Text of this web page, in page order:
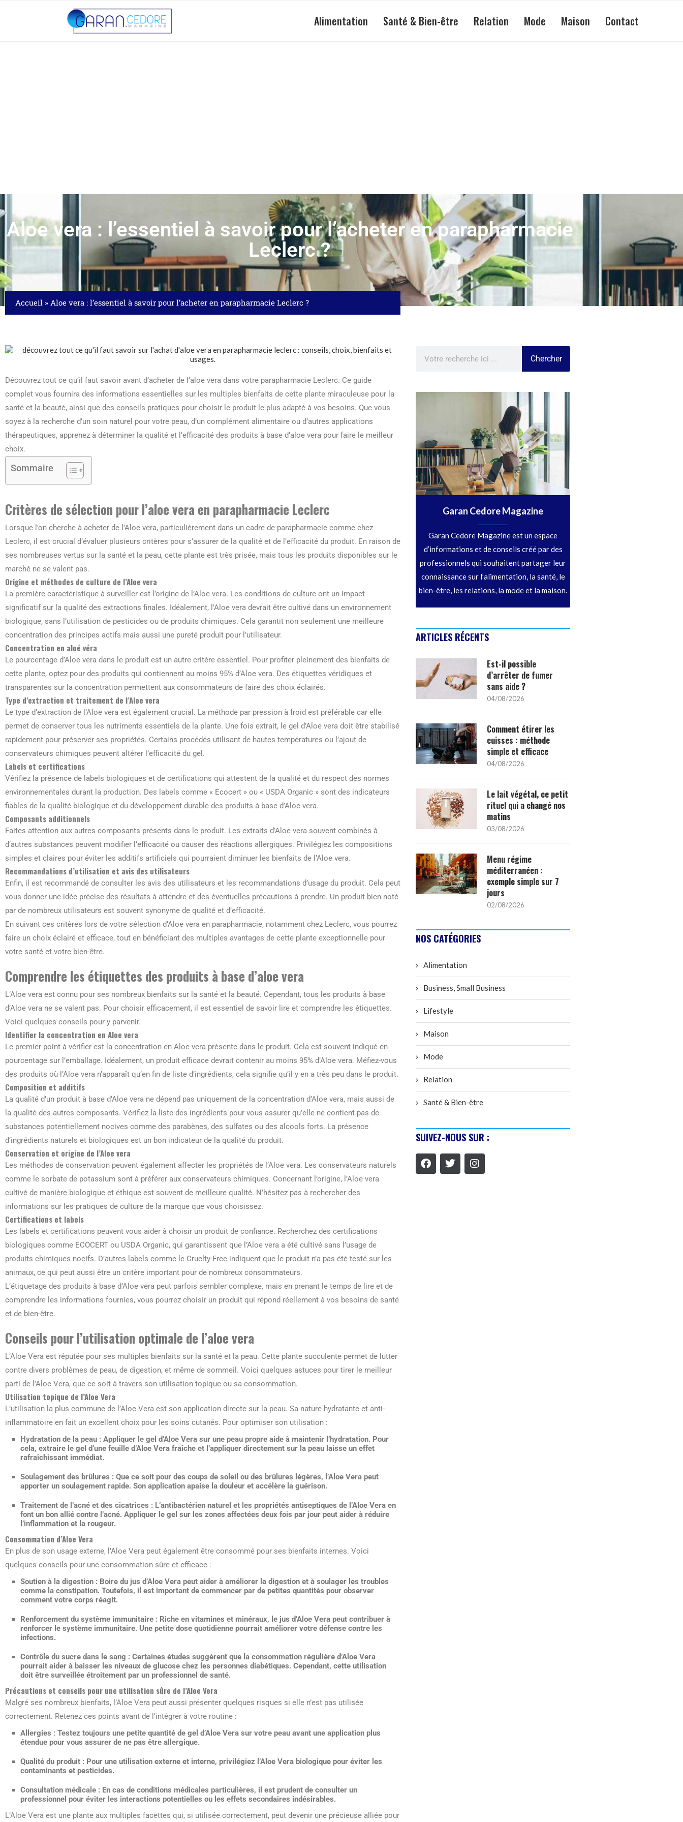
Alimentation Santé & Bien-être Relation Mode Maison Contact
Aloe vera : l’essentiel à savoir pour l’acheter en parapharmacie
Leclerc ?
Accueil » Aloe vera : l’essentiel à savoir pour l’acheter en parapharmacie Leclerc ?
Découvrez tout ce qu’il faut savoir avant d’acheter de l’aloe vera dans votre parapharmacie Leclerc. Ce guide
complet vous fournira des informations essentielles sur les multiples bienfaits de cette plante miraculeuse pour la
santé et la beauté, ainsi que des conseils pratiques pour choisir le produit le plus adapté à vos besoins. Que vous
soyez à la recherche d’un soin naturel pour votre peau, d’un complément alimentaire ou d’autres applications
thérapeutiques, apprenez à déterminer la qualité et l’efficacité des produits à base d’aloe vera pour faire le meilleur
choix.
Sommaire
Critères de sélection pour l’aloe vera en parapharmacie Leclerc
Lorsque l’on cherche à acheter de l’Aloe vera, particulièrement dans un cadre de parapharmacie comme chez
Leclerc, il est crucial d’évaluer plusieurs critères pour s’assurer de la qualité et de l’efficacité du produit. En raison de
ses nombreuses vertus sur la santé et la peau, cette plante est très prisée, mais tous les produits disponibles sur le
marché ne se valent pas.
Origine et méthodes de culture de l’Aloe vera
La première caractéristique à surveiller est l’origine de l’Aloe vera. Les conditions de culture ont un impact
significatif sur la qualité des extractions finales. Idéalement, l’Aloe vera devrait être cultivé dans un environnement
biologique, sans l’utilisation de pesticides ou de produits chimiques. Cela garantit non seulement une meilleure
concentration des principes actifs mais aussi une pureté produit pour l’utilisateur.
Concentration en aloé véra
Le pourcentage d’Aloe vera dans le produit est un autre critère essentiel. Pour profiter pleinement des bienfaits de
cette plante, optez pour des produits qui contiennent au moins 95% d’Aloe vera. Des étiquettes véridiques et
transparentes sur la concentration permettent aux consommateurs de faire des choix éclairés.
Type d’extraction et traitement de l’Aloe vera
Le type d’extraction de l’Aloe vera est également crucial. La méthode par pression à froid est préférable car elle
permet de conserver tous les nutriments essentiels de la plante. Une fois extrait, le gel d’Aloe vera doit être stabilisé
rapidement pour préserver ses propriétés. Certains procédés utilisant de hautes températures ou l’ajout de
conservateurs chimiques peuvent altérer l’efficacité du gel.
Labels et certifications
Vérifiez la présence de labels biologiques et de certifications qui attestent de la qualité et du respect des normes
environnementales durant la production. Des labels comme « Ecocert » ou « USDA Organic » sont des indicateurs
fiables de la qualité biologique et du développement durable des produits à base d’Aloe vera.
Composants additionnels
Faites attention aux autres composants présents dans le produit. Les extraits d’Aloe vera souvent combinés à
d’autres substances peuvent modifier l’efficacité ou causer des réactions allergiques. Privilégiez les compositions
simples et claires pour éviter les additifs artificiels qui pourraient diminuer les bienfaits de l’Aloe vera.
Recommandations d’utilisation et avis des utilisateurs
Enfin, il est recommandé de consulter les avis des utilisateurs et les recommandations d’usage du produit. Cela peut
vous donner une idée précise des résultats à attendre et des éventuelles précautions à prendre. Un produit bien noté
par de nombreux utilisateurs est souvent synonyme de qualité et d’efficacité.
En suivant ces critères lors de votre sélection d’Aloe vera en parapharmacie, notamment chez Leclerc, vous pourrez
faire un choix éclairé et efficace, tout en bénéficiant des multiples avantages de cette plante exceptionnelle pour
votre santé et votre bien-être.
Comprendre les étiquettes des produits à base d’aloe vera
L’Aloe vera est connu pour ses nombreux bienfaits sur la santé et la beauté. Cependant, tous les produits à base
d’Aloe vera ne se valent pas. Pour choisir efficacement, il est essentiel de savoir lire et comprendre les étiquettes.
Voici quelques conseils pour y parvenir.
Identifier la concentration en Aloe vera
Le premier point à vérifier est la concentration en Aloe vera présente dans le produit. Cela est souvent indiqué en
pourcentage sur l’emballage. Idéalement, un produit efficace devrait contenir au moins 95% d’Aloe vera. Méfiez-vous
des produits où l’Aloe vera n’apparaît qu’en fin de liste d’ingrédients, cela signifie qu’il y en a très peu dans le produit.
Composition et additifs
La qualité d’un produit à base d’Aloe vera ne dépend pas uniquement de la concentration d’Aloe vera, mais aussi de
la qualité des autres composants. Vérifiez la liste des ingrédients pour vous assurer qu’elle ne contient pas de
substances potentiellement nocives comme des parabènes, des sulfates ou des alcools forts. La présence
d’ingrédients naturels et biologiques est un bon indicateur de la qualité du produit.
Conservation et origine de l’Aloe vera
Les méthodes de conservation peuvent également affecter les propriétés de l’Aloe vera. Les conservateurs naturels
comme le sorbate de potassium sont à préférer aux conservateurs chimiques. Concernant l’origine, l’Aloe vera
cultivé de manière biologique et éthique est souvent de meilleure qualité. N’hésitez pas à rechercher des
informations sur les pratiques de culture de la marque que vous choisissez.
Certifications et labels
Les labels et certifications peuvent vous aider à choisir un produit de confiance. Recherchez des certifications
biologiques comme ECOCERT ou USDA Organic, qui garantissent que l’Aloe vera a été cultivé sans l’usage de
produits chimiques nocifs. D’autres labels comme le Cruelty-Free indiquent que le produit n’a pas été testé sur les
animaux, ce qui peut aussi être un critère important pour de nombreux consommateurs.
L’étiquetage des produits à base d’Aloe vera peut parfois sembler complexe, mais en prenant le temps de lire et de
comprendre les informations fournies, vous pourrez choisir un produit qui répond réellement à vos besoins de santé
et de bien-être.
Conseils pour l’utilisation optimale de l’aloe vera
L’Aloe Vera est réputée pour ses multiples bienfaits sur la santé et la peau. Cette plante succulente permet de lutter
contre divers problèmes de peau, de digestion, et même de sommeil. Voici quelques astuces pour tirer le meilleur
parti de l’Aloe Vera, que ce soit à travers son utilisation topique ou sa consommation.
Utilisation topique de l’Aloe Vera
L’utilisation la plus commune de l’Aloe Vera est son application directe sur la peau. Sa nature hydratante et anti-
inflammatoire en fait un excellent choix pour les soins cutanés. Pour optimiser son utilisation :
Hydratation de la peau : Appliquer le gel d’Aloe Vera sur une peau propre aide à maintenir l’hydratation. Pour
cela, extraire le gel d’une feuille d’Aloe Vera fraîche et l’appliquer directement sur la peau laisse un effet
rafraîchissant immédiat.
Soulagement des brûlures : Que ce soit pour des coups de soleil ou des brûlures légères, l’Aloe Vera peut
apporter un soulagement rapide. Son application apaise la douleur et accélère la guérison.
Traitement de l’acné et des cicatrices : L’antibactérien naturel et les propriétés antiseptiques de l’Aloe Vera en
font un bon allié contre l’acné. Appliquer le gel sur les zones affectées deux fois par jour peut aider à réduire
l’inflammation et la rougeur.
Consommation d’Aloe Vera
En plus de son usage externe, l’Aloe Vera peut également être consommé pour ses bienfaits internes. Voici
quelques conseils pour une consommation sûre et efficace :
Soutien à la digestion : Boire du jus d’Aloe Vera peut aider à améliorer la digestion et à soulager les troubles
comme la constipation. Toutefois, il est important de commencer par de petites quantités pour observer
comment votre corps réagit.
Renforcement du système immunitaire : Riche en vitamines et minéraux, le jus d’Aloe Vera peut contribuer à
renforcer le système immunitaire. Une petite dose quotidienne pourrait améliorer votre défense contre les
infections.
Contrôle du sucre dans le sang : Certaines études suggèrent que la consommation régulière d’Aloe Vera
pourrait aider à baisser les niveaux de glucose chez les personnes diabétiques. Cependant, cette utilisation
doit être surveillée étroitement par un professionnel de santé.
Précautions et conseils pour une utilisation sûre de l’Aloe Vera
Malgré ses nombreux bienfaits, l’Aloe Vera peut aussi présenter quelques risques si elle n’est pas utilisée
correctement. Retenez ces points avant de l’intégrer à votre routine :
Allergies : Testez toujours une petite quantité de gel d’Aloe Vera sur votre peau avant une application plus
étendue pour vous assurer de ne pas être allergique.
Qualité du produit : Pour une utilisation externe et interne, privilégiez l’Aloe Vera biologique pour éviter les
contaminants et pesticides.
Consultation médicale : En cas de conditions médicales particulières, il est prudent de consulter un
professionnel pour éviter les interactions potentielles ou les effets secondaires indésirables.
L’Aloe Vera est une plante aux multiples facettes qui, si utilisée correctement, peut devenir une précieuse alliée pour
Chercher
Garan Cedore Magazine
Garan Cedore Magazine est un espace
d’informations et de conseils créé par des
professionnels qui souhaitent partager leur
connaissance sur l’alimentation, la santé, le
bien-être, les relations, la mode et la maison.
ARTICLES RÉCENTS
Est-il possible
d’arrêter de fumer
sans aide ?
04/08/2026
Comment étirer les
cuisses : méthode
simple et efficace
04/08/2026
Le lait végétal, ce petit
rituel qui a changé nos
matins
03/08/2026
Menu régime
méditerranéen :
exemple simple sur 7
jours
02/08/2026
NOS CATÉGORIES
Alimentation
Business, Small Business
Lifestyle
Maison
Mode
Relation
Santé & Bien-être
SUIVEZ-NOUS SUR :